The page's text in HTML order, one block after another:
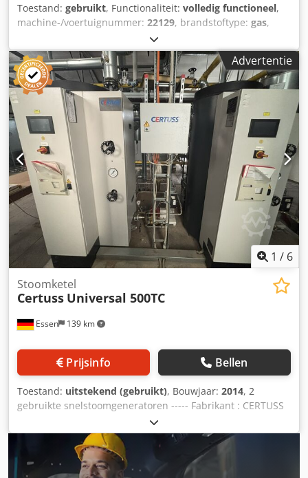
Toestand: gebruikt, Functionaliteit: volledig functioneel,
machine-/voertuignummer: 22129, brandstoftype: gas,
, bedrijfsdruk:10 bar
stoomketelinstallatie met gasbrander en economiser
Fabricaat ketel: VKK Standard Kessel Type: 22129, 10 bar
Bouwjaar: 2013 Stoomcapaciteit: 12.000 kg/uur Djdpezk H
Aqefx Ah Ijck Toegestane werkdruk: 10 bar CE 0045
Compleet met appendages, Weishaupt brander G70/2A
ZM-1LN, besturingspaneel met Siemens PLC en
economiser. Tevens 2 voedingswaterpompen en diverse
appendages zoals onder andere automatische spui op
geleidbaarheid, handbediende bodemspui en monster
koeler.
Advertentie
1 / 6
Essen 139 km
Stoomketel
Certuss Universal 500TC
Prijsinfo Bellen
Toestand: uitstekend (gebruikt), Bouwjaar: 2014, 2
gebruikte snelstoomgeneratoren ----- Fabrikant : CERTUSS
Type : Universal 500TC Capaciteit : 500 kg/u Max.
warmtevermogen : 364 kW Bedrijfsdruk : 10 bar Keerdruk :
57 bar Waterinhoud ca. : 42,9 ltr CE-markering : CE 0035
Bouwjaar : 2014 Uitgerust met Certuss gasbrander,